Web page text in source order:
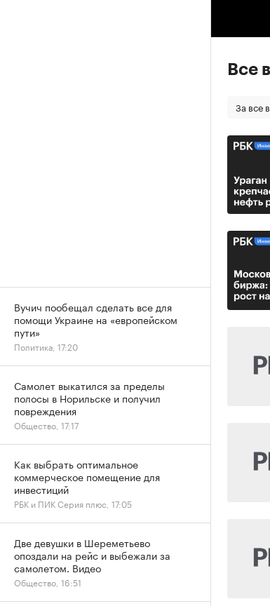
Все
За все
Вучич пообещал сделать все для
помощи Украине на «европейском
пути»
Политика, 17:20
Самолет выкатился за пределы
полосы в Норильске и получил
повреждения
Общество, 17:17
Как выбрать оптимальное
коммерческое помещение для
инвестиций
РБК и ПИК Серия плюс, 17:05
Две девушки в Шереметьево
опоздали на рейс и выбежали за
самолетом. Видео
Общество, 16:51